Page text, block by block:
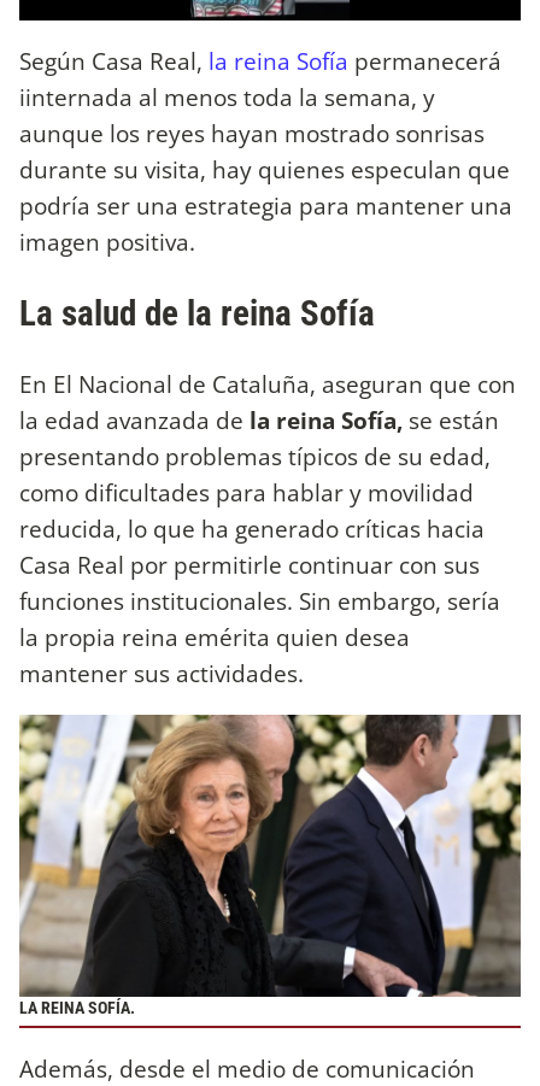
Según Casa Real, la reina Sofía permanecerá
iinternada al menos toda la semana, y
aunque los reyes hayan mostrado sonrisas
durante su visita, hay quienes especulan que
podría ser una estrategia para mantener una
imagen positiva.
La salud de la reina Sofía
En El Nacional de Cataluña, aseguran que con
la edad avanzada de la reina Sofía, se están
presentando problemas típicos de su edad,
como dificultades para hablar y movilidad
reducida, lo que ha generado críticas hacia
Casa Real por permitirle continuar con sus
funciones institucionales. Sin embargo, sería
la propia reina emérita quien desea
mantener sus actividades.
LA REINA SOFÍA.
Además, desde el medio de comunicación